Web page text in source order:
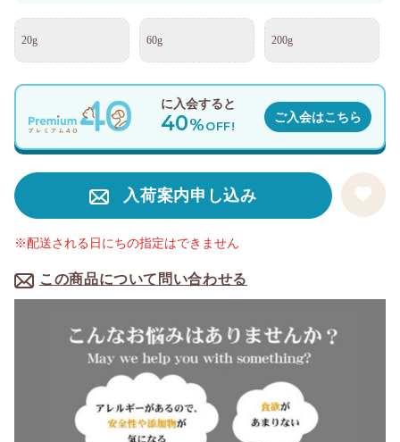
20g 60g 200g
入荷案内申し込み
この商品について問い合わせる
※配送される日にちの指定はできません
に入会すると
40%OFF!
ご入会はこちら